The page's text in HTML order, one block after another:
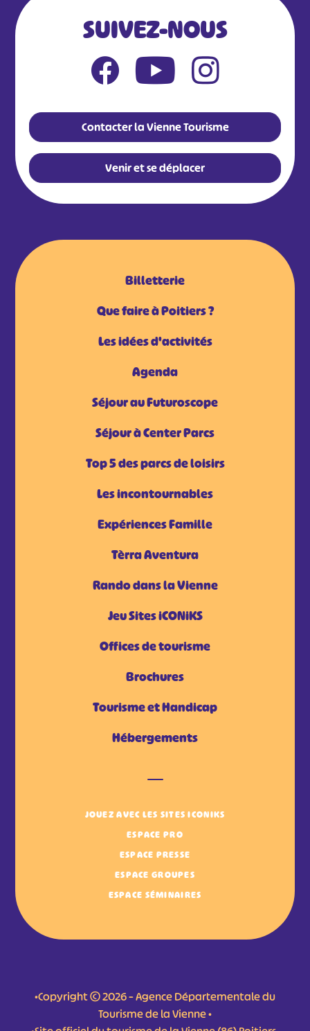
SUIVEZ-NOUS
Contacter la Vienne Tourisme
Venir et se déplacer
Billetterie
Que faire à Poitiers ?
Les idées d'activités
Agenda
Séjour au Futuroscope
Séjour à Center Parcs
Top 5 des parcs de loisirs
Les incontournables
Expériences Famille
Tèrra Aventura
Rando dans la Vienne
Jeu Sites iCONiKS
Offices de tourisme
Brochures
Tourisme et Handicap
Hébergements
JOUEZ AVEC LES SITES ICONIKS
ESPACE PRO
ESPACE PRESSE
ESPACE GROUPES
ESPACE SÉMINAIRES
•Copyright © 2026 – Agence Départementale du
Tourisme de la Vienne •